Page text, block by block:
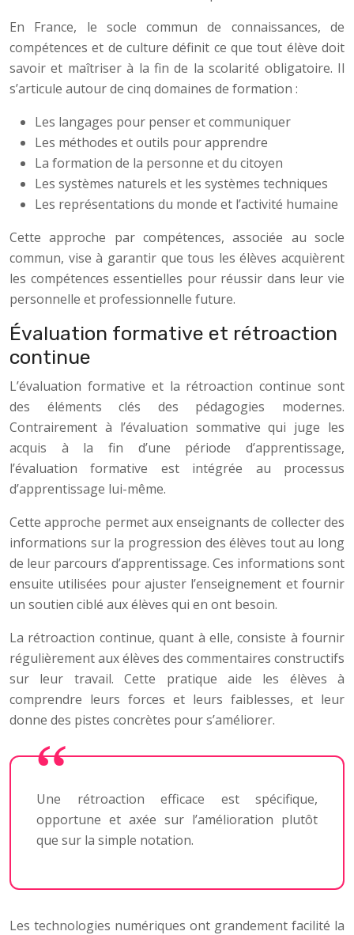
En France, le socle commun de connaissances, de
compétences et de culture définit ce que tout élève doit
savoir et maîtriser à la fin de la scolarité obligatoire. Il
s’articule autour de cinq domaines de formation :
Les langages pour penser et communiquer
Les méthodes et outils pour apprendre
La formation de la personne et du citoyen
Les systèmes naturels et les systèmes techniques
Les représentations du monde et l’activité humaine
Cette approche par compétences, associée au socle
commun, vise à garantir que tous les élèves acquièrent
les compétences essentielles pour réussir dans leur vie
personnelle et professionnelle future.
Évaluation formative et rétroaction
continue
L’évaluation formative et la rétroaction continue sont
des éléments clés des pédagogies modernes.
Contrairement à l’évaluation sommative qui juge les
acquis à la fin d’une période d’apprentissage,
l’évaluation formative est intégrée au processus
d’apprentissage lui-même.
Cette approche permet aux enseignants de collecter des
informations sur la progression des élèves tout au long
de leur parcours d’apprentissage. Ces informations sont
ensuite utilisées pour ajuster l’enseignement et fournir
un soutien ciblé aux élèves qui en ont besoin.
La rétroaction continue, quant à elle, consiste à fournir
régulièrement aux élèves des commentaires constructifs
sur leur travail. Cette pratique aide les élèves à
comprendre leurs forces et leurs faiblesses, et leur
donne des pistes concrètes pour s’améliorer.
Une rétroaction efficace est spécifique,
opportune et axée sur l’amélioration plutôt
que sur la simple notation.
Les technologies numériques ont grandement facilité la